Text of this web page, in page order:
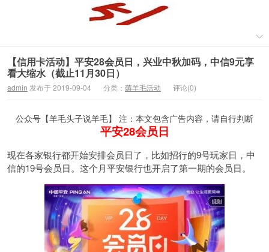
【信用卡活动】平安28会员日，兴业中秋加码，中信9元享
看大缩水（截止11月30日）
admin 发布于 2019-09-04 分类： 薅羊毛活动 评论(0)
公众号【羊毛头子说羊毛】 注：本文包含广告内容，请自行判断
平安28会员日
现在各家银行都开始安排会员日了，比如招行的9号玩家日，中
信的19号会员日。这个月平安银行也开启了第一期的会员日。